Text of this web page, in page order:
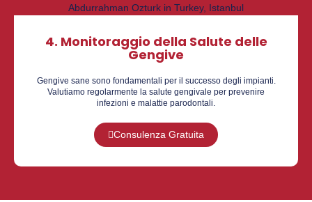
4. Monitoraggio della Salute delle
Gengive
Gengive sane sono fondamentali per il successo degli impianti.
Valutiamo regolarmente la salute gengivale per prevenire
infezioni e malattie parodontali.
Consulenza Gratuita